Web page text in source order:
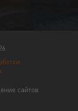
сайтов